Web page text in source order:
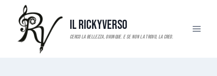
contenuto
Il RickyVerso